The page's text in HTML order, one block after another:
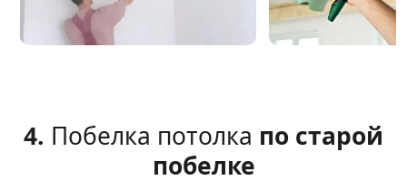
4. Побелка потолка по старой
побелке